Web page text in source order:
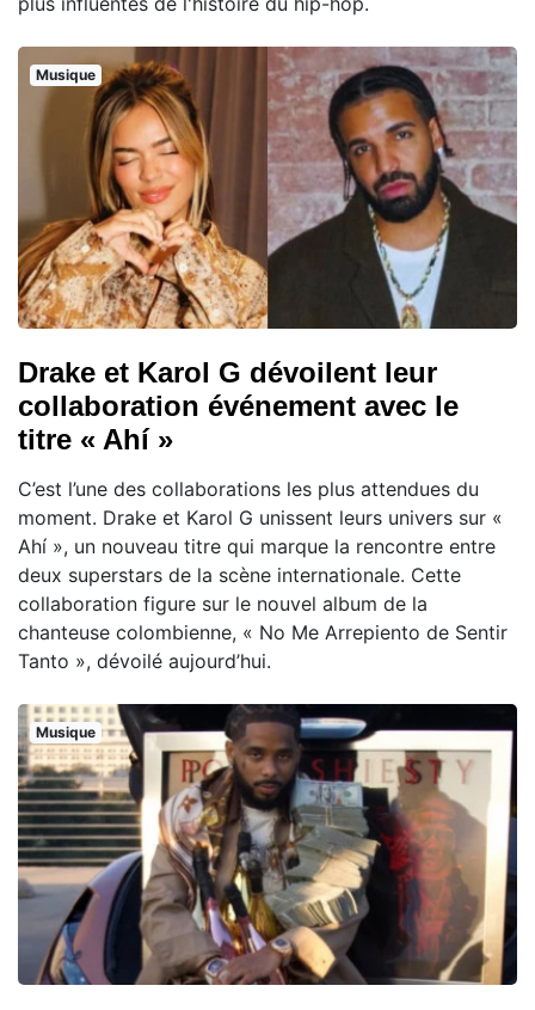
Musique
Drake et Karol G dévoilent leur
collaboration événement avec le
titre « Ahí »
C’est l’une des collaborations les plus attendues du
moment. Drake et Karol G unissent leurs univers sur «
Ahí », un nouveau titre qui marque la rencontre entre
deux superstars de la scène internationale. Cette
collaboration figure sur le nouvel album de la
chanteuse colombienne, « No Me Arrepiento de Sentir
Tanto », dévoilé aujourd’hui.
Musique